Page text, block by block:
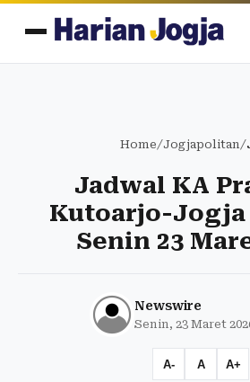
Home/Jogjapolitan/
Jadwal KA
Kutoarjo-Jogja
Senin 23
Newswire
Senin, 23 Maret
A- A A+